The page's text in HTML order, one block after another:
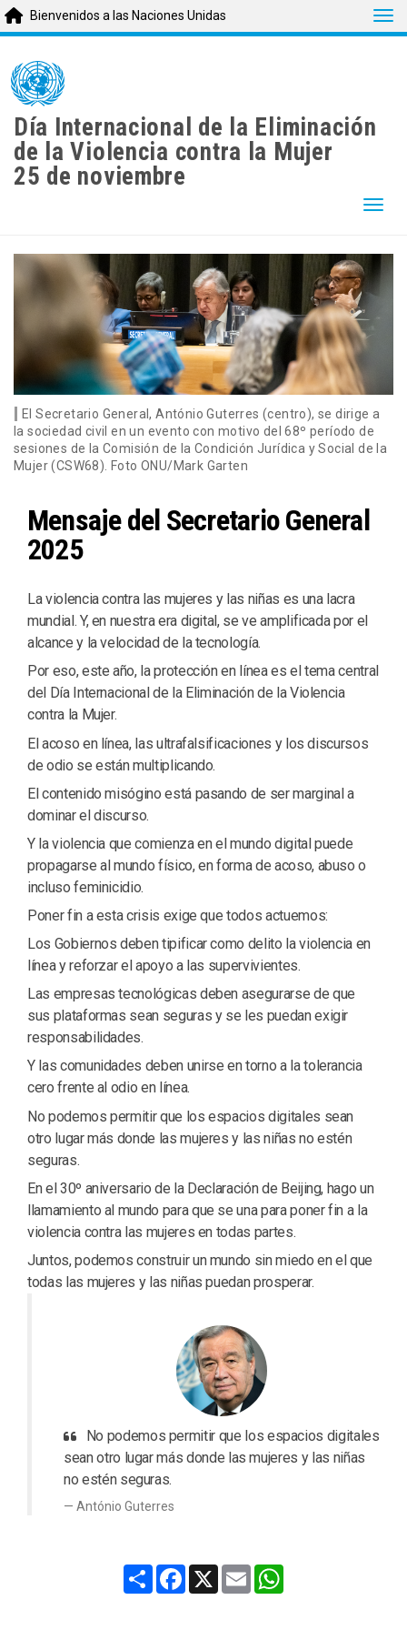
main
content
Bienvenidos a las Naciones Unidas
Día Internacional de la Eliminación
de la Violencia contra la Mujer
25 de noviembre
El Secretario General, António Guterres (centro), se dirige a
la sociedad civil en un evento con motivo del 68º período de
sesiones de la Comisión de la Condición Jurídica y Social de la
Mujer (CSW68). Foto ONU/Mark Garten
Mensaje del Secretario General
2025
La violencia contra las mujeres y las niñas es una lacra
mundial. Y, en nuestra era digital, se ve amplificada por el
alcance y la velocidad de la tecnología.
Por eso, este año, la protección en línea es el tema central
del Día Internacional de la Eliminación de la Violencia
contra la Mujer.
El acoso en línea, las ultrafalsificaciones y los discursos
de odio se están multiplicando.
El contenido misógino está pasando de ser marginal a
dominar el discurso.
Y la violencia que comienza en el mundo digital puede
propagarse al mundo físico, en forma de acoso, abuso o
incluso feminicidio.
Poner fin a esta crisis exige que todos actuemos:
Los Gobiernos deben tipificar como delito la violencia en
línea y reforzar el apoyo a las supervivientes.
Las empresas tecnológicas deben asegurarse de que
sus plataformas sean seguras y se les puedan exigir
responsabilidades.
Y las comunidades deben unirse en torno a la tolerancia
cero frente al odio en línea.
No podemos permitir que los espacios digitales sean
otro lugar más donde las mujeres y las niñas no estén
seguras.
En el 30º aniversario de la Declaración de Beijing, hago un
llamamiento al mundo para que se una para poner fin a la
violencia contra las mujeres en todas partes.
Juntos, podemos construir un mundo sin miedo en el que
todas las mujeres y las niñas puedan prosperar.
No podemos permitir que los espacios digitales
sean otro lugar más donde las mujeres y las niñas
no estén seguras.
António Guterres
Share Facebook
X Email